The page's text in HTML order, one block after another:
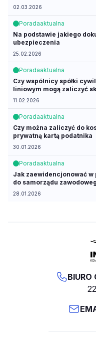
02.03.2026
Poradaaktualna
Na podstawie jakiego
ubezpieczenia
25.02.2026
Poradaaktualna
Czy wspólnicy spółki
liniowym mogą zaliczyć
11.02.2026
Poradaaktualna
Czy można zaliczyć do
prywatną kartą podatnika
30.01.2026
Poradaaktualna
Jak zaewidencjonować w
do samorządu
28.01.2026
BIURO